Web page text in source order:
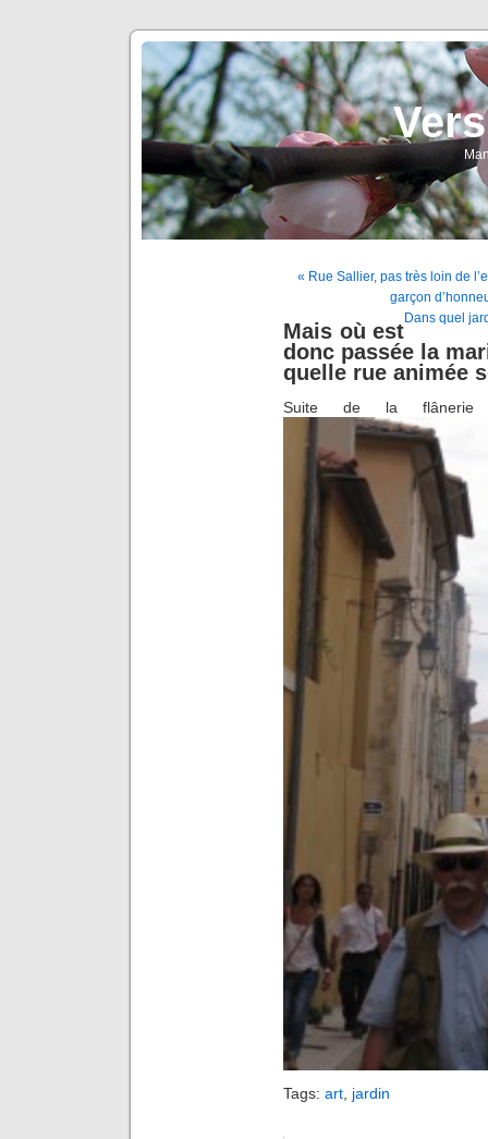
« Rue Sallier, pas très loin de
garçon
Dans quel
Mais où est
donc passée la
quelle rue animée
Suite de la flânerie
Tags: art jardin